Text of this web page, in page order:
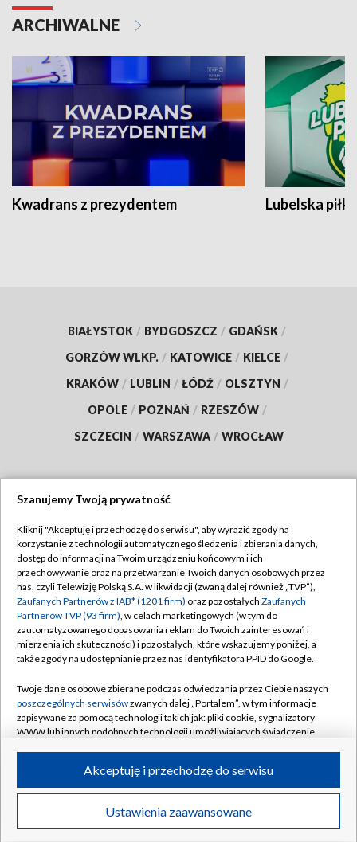
ARCHIWALNE
Kwadrans z prezydentem Lubelska piłka
BIAŁYSTOK / BYDGOSZCZ / GDAŃSK /
GORZÓW WLKP. / KATOWICE / KIELCE /
KRAKÓW / LUBLIN / ŁÓDŹ / OLSZTYN /
OPOLE / POZNAŃ / RZESZÓW /
SZCZECIN / WARSZAWA / WROCŁAW
TVP
Abonament TVP
Emisja w TVP
Centrum informacji TVP
Naziemna Telewizja Cyfrowa
Rada Programowa
System NOS
Informacje o nadawcy
Program dla prasy
Ogłoszenie przetargowe
Regulamin TVP
Polityka prywatności
Moje zgody
Pomoc
Kontakt
Kanały
©2026 Telewizja Polska S.A. w likwidacji
Szanujemy Twoją prywatność
Kliknij "Akceptuję i przechodzę do serwisu", aby wyrazić zgody na
korzystanie z technologii automatycznego śledzenia i zbierania danych,
dostęp do informacji na Twoim urządzeniu końcowym i ich
przechowywanie oraz na przetwarzanie Twoich danych osobowych przez
nas, czyli Telewizję Polską S.A. w likwidacji (zwaną dalej również „TVP”),
Zaufanych Partnerów z IAB* (1201 firm) oraz pozostałych Zaufanych
Partnerów TVP (93 firm), w celach marketingowych (w tym do
zautomatyzowanego dopasowania reklam do Twoich zainteresowań i
mierzenia ich skuteczności) i pozostałych, które wskazujemy poniżej, a
także zgody na udostępnianie przez nas identyfikatora PPID do Google.
Twoje dane osobowe zbierane podczas odwiedzania przez Ciebie naszych
poszczególnych serwisówzwanych dalej „Portalem”, w tym informacje
zapisywane za pomocą technologii takich jak: pliki cookie, sygnalizatory
WWW lub innych podobnych technologii umożliwiających świadczenie
ruchu w Internecie.
Twoje dane osobowe zbierane podczas odwiedzania przez Ciebie
poszczególnych serwisówna Portalu, takie jak adresy IP, identyfikatory
Ustawienia zaawansowane
Akceptuję i przechodzę do serwisu